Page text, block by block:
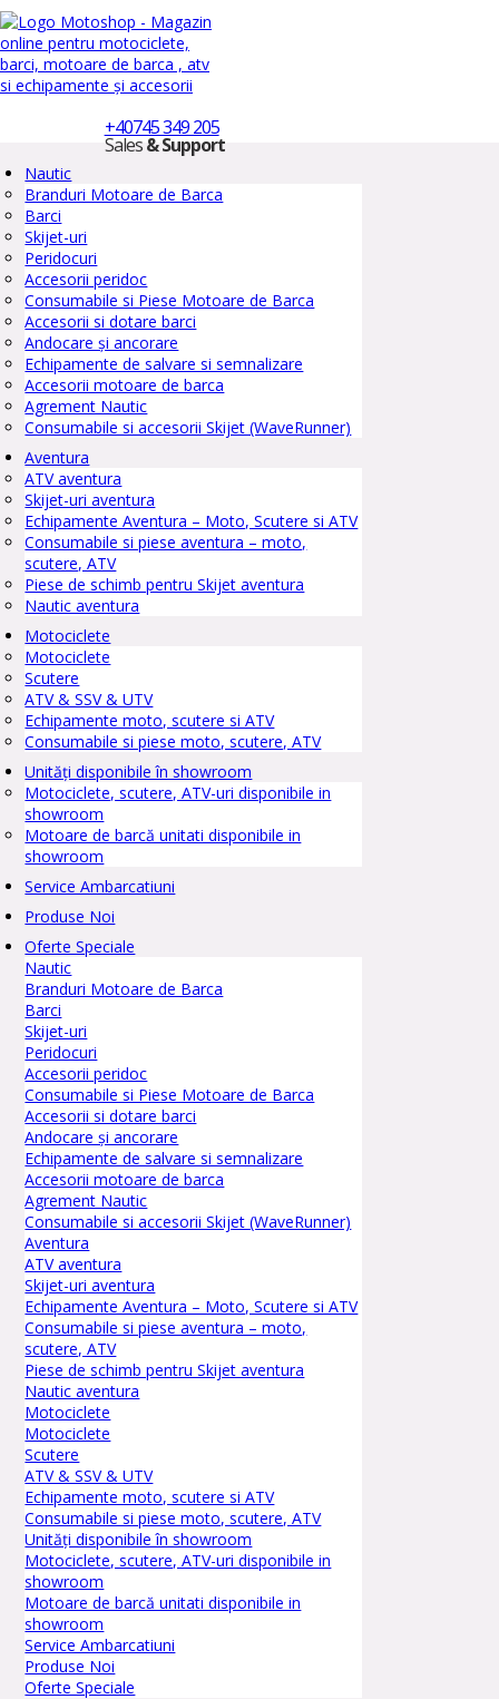
+40745 349 205
Sales& Support
Nautic
Branduri Motoare de Barca
Barci
Skijet-uri
Peridocuri
Accesorii peridoc
Consumabile si Piese Motoare de Barca
Accesorii si dotare barci
Andocare și ancorare
Echipamente de salvare si semnalizare
Accesorii motoare de barca
Agrement Nautic
Consumabile si accesorii Skijet (WaveRunner)
Aventura
ATV aventura
Skijet-uri aventura
Echipamente Aventura – Moto, Scutere si ATV
Consumabile si piese aventura – moto,
scutere, ATV
Piese de schimb pentru Skijet aventura
Nautic aventura
Motociclete
Motociclete
Scutere
ATV & SSV & UTV
Echipamente moto, scutere si ATV
Consumabile si piese moto, scutere, ATV
Unități disponibile în showroom
Motociclete, scutere, ATV-uri disponibile in
showroom
Motoare de barcă unitati disponibile in
showroom
Service Ambarcatiuni
Produse Noi
Oferte Speciale
Nautic
Branduri Motoare de Barca
Barci
Skijet-uri
Peridocuri
Accesorii peridoc
Consumabile si Piese Motoare de Barca
Accesorii si dotare barci
Andocare și ancorare
Echipamente de salvare si semnalizare
Accesorii motoare de barca
Agrement Nautic
Consumabile si accesorii Skijet (WaveRunner)
Aventura
ATV aventura
Skijet-uri aventura
Echipamente Aventura – Moto, Scutere si ATV
Consumabile si piese aventura – moto,
scutere, ATV
Piese de schimb pentru Skijet aventura
Nautic aventura
Motociclete
Motociclete
Scutere
ATV & SSV & UTV
Echipamente moto, scutere si ATV
Consumabile si piese moto, scutere, ATV
Unități disponibile în showroom
Motociclete, scutere, ATV-uri disponibile in
showroom
Motoare de barcă unitati disponibile in
showroom
Service Ambarcatiuni
Produse Noi
Oferte Speciale